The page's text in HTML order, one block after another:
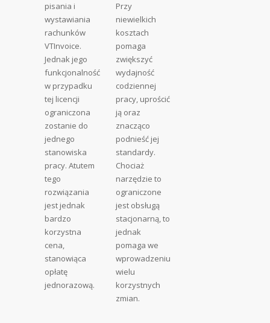
pisania i
wystawiania
rachunków
VTInvoice.
Jednak jego
funkcjonalność
w przypadku
tej licencji
ograniczona
zostanie do
jednego
stanowiska
pracy. Atutem
tego
rozwiązania
jest jednak
bardzo
korzystna
cena,
stanowiąca
opłatę
jednorazową.
Przy
niewielkich
kosztach
pomaga
zwiększyć
wydajność
codziennej
pracy, uprościć
ją oraz
znacząco
podnieść jej
standardy.
Chociaż
narzędzie to
ograniczone
jest obsługą
stacjonarną, to
jednak
pomaga we
wprowadzeniu
wielu
korzystnych
zmian.